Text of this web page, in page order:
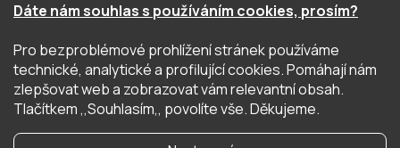
Dáte nám souhlas s používáním cookies, prosím?
Pro bezproblémové prohlížení stránek používáme
technické, analytické a profilující cookies. Pomáhají nám
zlepšovat web a zobrazovat vám relevantní obsah.
Tlačítkem ,,Souhlasím,, povolíte vše. Děkujeme.
Odesláním potvrzuji, že jsem se seznámil/a se zásadami
ochrany osobních údajů. Úplné znění naleznetezde
PŘIHLÁSIT SE